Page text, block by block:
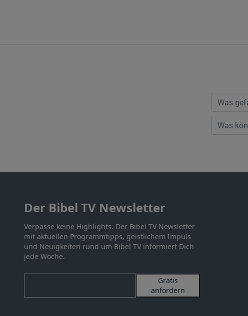
Der Bibel TV Newsletter
Verpasse keine Highlights. Der Bibel TV Newsletter
mit aktuellen Programmtipps, geistlichem Impuls
und Neuigkeiten rund um Bibel TV informiert Dich
jede Woche.
Gratis
anfordern